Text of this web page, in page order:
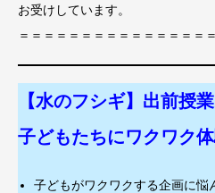
お受けしています。
＝＝＝＝＝＝＝＝＝＝＝＝＝＝＝
【水のフシギ】出前授業
子どもたちにワクワク体
子どもがワクワクする企画に悩